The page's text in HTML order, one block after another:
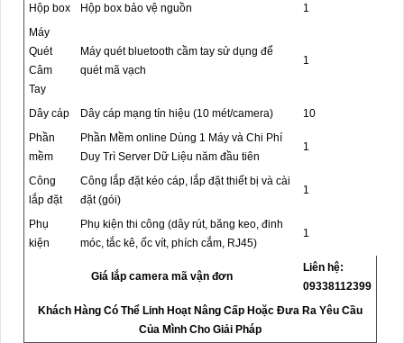
Hộp box
Hộp box bảo vệ nguồn
1
Máy
Quét
Câm
Tay
Máy quét bluetooth cầm tay sử dụng để
quét mã vạch
1
Dây cáp Dây cáp mạng tín hiệu (10 mét/camera)
10
Phần
mềm
Phần Mềm online Dùng 1 Máy và Chi Phí
Duy Trì Server Dữ Liệu năm đầu tiên
1
Công
lắp đặt
Công lắp đặt kéo cáp, lắp đặt thiết bị và cài
đặt (gói)
1
Phụ
kiện
Phụ kiện thi công (dây rút, băng keo, đinh
móc, tắc kê, ốc vít, phích cắm, RJ45)
1
Giá lắp camera mã vận đơn
Liên hệ:
09338112399
Khách Hàng Có Thể Linh Hoạt Nâng Cấp Hoặc Đưa Ra Yêu Cầu
Của Mình Cho Giải Pháp